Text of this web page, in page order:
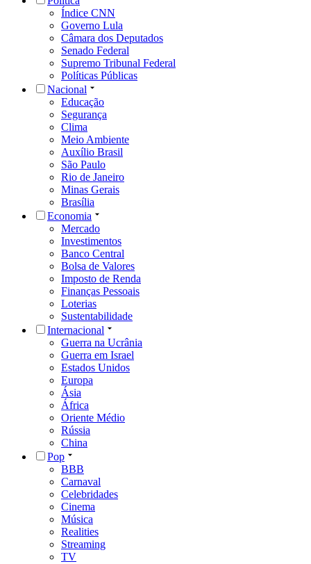
Índice CNN
Governo Lula
Câmara dos Deputados
Senado Federal
Supremo Tribunal Federal
Políticas Públicas
Nacional
Educação
Segurança
Clima
Meio Ambiente
Auxílio Brasil
São Paulo
Rio de Janeiro
Minas Gerais
Brasília
Economia
Mercado
Investimentos
Banco Central
Bolsa de Valores
Imposto de Renda
Finanças Pessoais
Loterias
Sustentabilidade
Internacional
Guerra na Ucrânia
Guerra em Israel
Estados Unidos
Europa
Ásia
África
Oriente Médio
Rússia
China
Pop
BBB
Carnaval
Celebridades
Cinema
Música
Realities
Streaming
TV